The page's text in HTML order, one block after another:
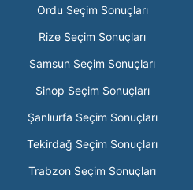
Ordu Seçim Sonuçları
Rize Seçim Sonuçları
Samsun Seçim Sonuçları
Sinop Seçim Sonuçları
Şanlıurfa Seçim Sonuçları
Tekirdağ Seçim Sonuçları
Trabzon Seçim Sonuçları